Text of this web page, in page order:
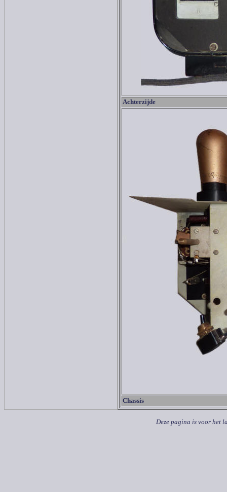
Achterzijde
Chassis
Deze pagina is voor het